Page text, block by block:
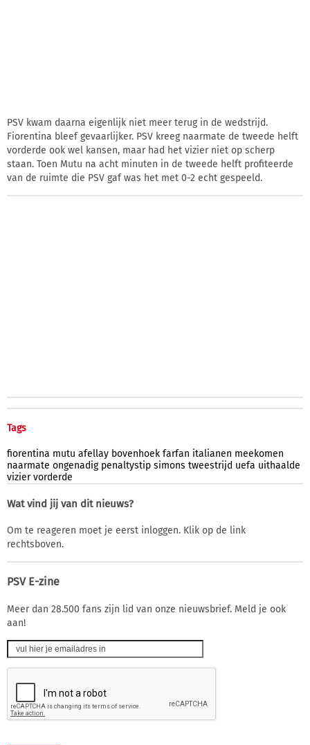
PSV kwam daarna eigenlijk niet meer terug in de wedstrijd.
Fiorentina bleef gevaarlijker. PSV kreeg naarmate de tweede helft
vorderde ook wel kansen, maar had het vizier niet op scherp
staan. Toen Mutu na acht minuten in de tweede helft profiteerde
van de ruimte die PSV gaf was het met 0-2 echt gespeeld.
Tags
fiorentina mutu afellay bovenhoek farfan italianen meekomen
naarmate ongenadig penaltystip simons tweestrijd uefa uithaalde
vizier vorderde
Wat vind jij van dit nieuws?
Om te reageren moet je eerst inloggen. Klik op de link
rechtsboven.
PSV E-zine
Meer dan 28.500 fans zijn lid van onze nieuwsbrief. Meld je ook
aan!